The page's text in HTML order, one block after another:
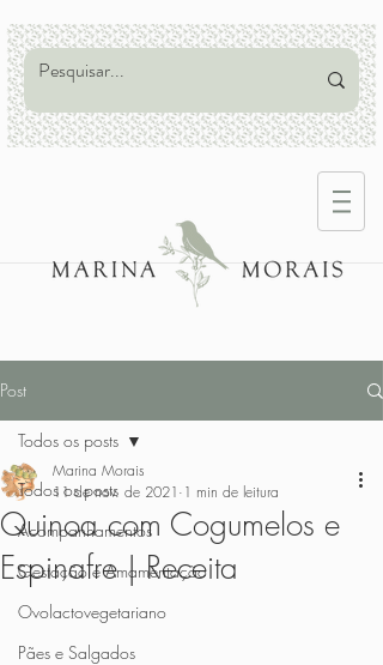
Post
Todos os posts
Acompanhamentos
Gestação e Amamentação
Ovolactovegetariano
Pães e Salgados
Todos os posts
Quinoa com Cogumelos e
Espinafre | Receita
Marina Morais
11 de nov. de 2021 1 min de leitura